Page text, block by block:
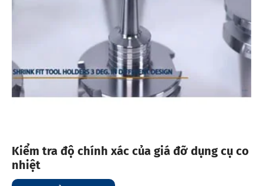
Kiểm tra độ chính xác của giá đỡ dụng cụ co
nhiệt